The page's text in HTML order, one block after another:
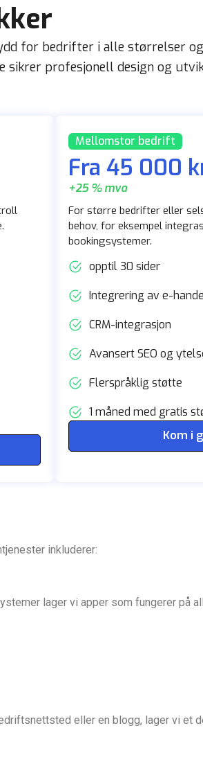
for bedrifter i alle størrelser og
sikrer profesjonell design og
Mellomstor bedrift
Fra 45 000
+25 % mva
For større bedrifter eller
behov, for eksempel
bookingsystemer.
opptil 30 sider
Integrering av e-
CRM-integrasjon
Avansert SEO og
Flerspråklig støtte
1 måned med gratis
Kom i
inkluderer:
lager vi apper som fungerer på
eller en blogg, lager vi et